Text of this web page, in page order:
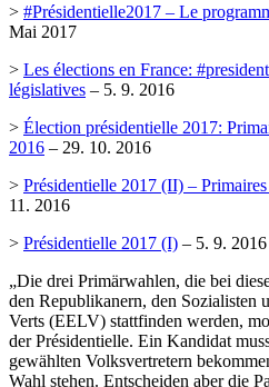
> #Présidentielle2017 – Le
Mai 2017
> Les élections en France:
législatives – 5. 9. 2016
> Élection présidentielle 2017:
2016 – 29. 10. 2016
> Présidentielle 2017 (II) –
11. 2016
> Présidentielle 2017 (I) – 5. 9.
„Die drei Primärwahlen, die bei
den Republikanern, den Sozialisten
Verts (EELV) stattfinden werden,
der Présidentielle. Ein Kandidat
gewählten Volksvertretern
Wahl stehen. Entscheiden aber die